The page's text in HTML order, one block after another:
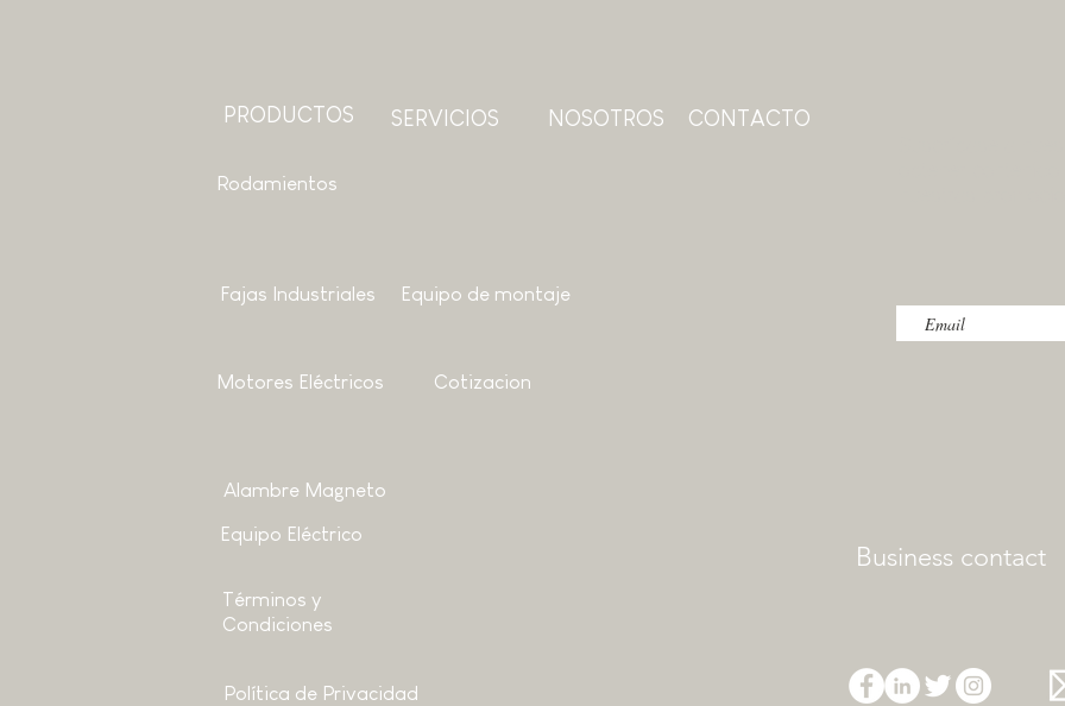
PRODUCTOS SERVICIOS NOSOTROS CONTACTO
Rodamientos
Fajas Industriales Equipo de montaje
Motores Eléctricos Cotizacion
Alambre Magneto
Equipo Eléctrico
Business contact
Términos y
Condiciones
Política de Privacidad